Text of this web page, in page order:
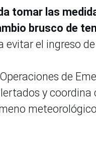
tomar las
brusco de
evitar el ingreso
de
y coordina